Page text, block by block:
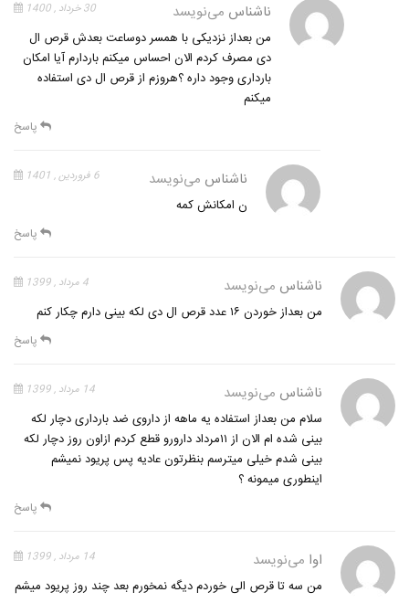
ناشناس می‌نویسد 30 خرداد , 1400
من بعداز نزدیکی با همسر دوساعت بعدش قرص ال
دی مصرف کردم الان احساس میکنم باردارم آیا امکان
بارداری وجود داره ؟هروزم از قرص ال دی استفاده
میکنم
پاسخ
ناشناس می‌نویسد 6 فروردین , 1401
ن امکانش کمه
پاسخ
ناشناس می‌نویسد 4 مرداد , 1399
من بعداز خوردن ۱۶ عدد قرص ال دی لکه بینی دارم چکار کنم
پاسخ
ناشناس می‌نویسد 14 مرداد , 1399
سلام من بعداز استفاده یه ماهه از داروی ضد بارداری دچار لکه
بینی شده ام الان از ۱۱مرداد دارورو قطع کردم ازاون روز دچار لکه
بینی شدم خیلی میترسم بنظرتون عادیه پس پریود نمیشم
اینطوری میمونه ؟
پاسخ
اوا می‌نویسد 14 مرداد , 1399
من سه تا قرص الی خوردم دیگه نمخورم بعد چند روز پریود میشم